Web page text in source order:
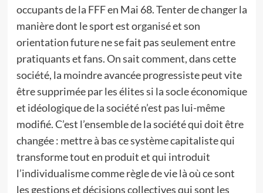
occupants de la FFF en Mai 68. Tenter de changer la
manière dont le sport est organisé et son
orientation future ne se fait pas seulement entre
pratiquants et fans. On sait comment, dans cette
société, la moindre avancée progressiste peut vite
être supprimée par les élites si la socle économique
et idéologique de la société n’est pas lui-même
modifié. C’est l’ensemble de la société qui doit être
changée : mettre à bas ce système capitaliste qui
transforme tout en produit et qui introduit
l’individualisme comme règle de vie là où ce sont
les gestions et décisions collectives qui sont les